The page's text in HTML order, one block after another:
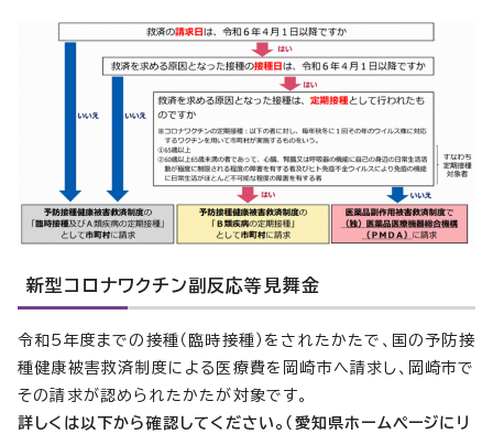
新型コロナワクチン副反応等見舞金
令和5年度までの接種（臨時接種）をされたかたで、国の予防接
種健康被害救済制度による医療費を岡崎市へ請求し、岡崎市で
その請求が認められたかたが対象です。
詳しくは以下から確認してください。（愛知県ホームページにリ